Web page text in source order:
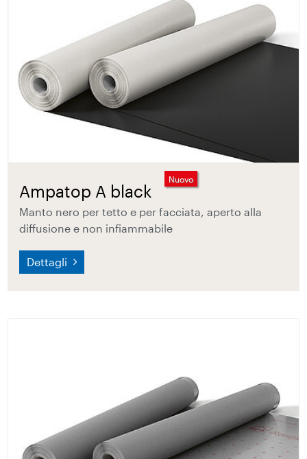
Ampatop A black
Nuovo
Manto nero per tetto e per facciata, aperto alla
diffusione e non infiammabile
Dettagli